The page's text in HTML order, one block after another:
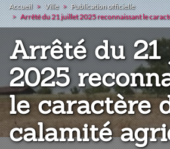
Accueil Ville
Publication officielle
Arrêté du 21 juillet 2025 reconnaissant le
Arrêté du
2025
le caractère
calamité